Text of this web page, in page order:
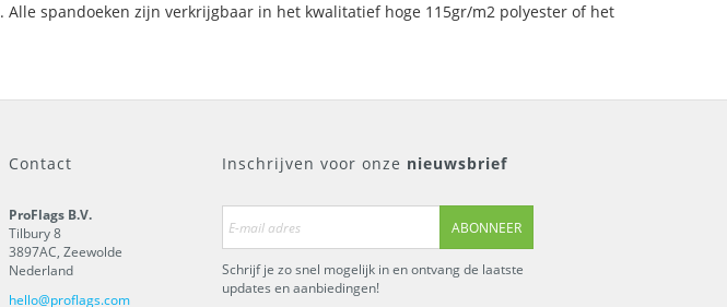
spandoeken zijn verkrijgbaar in het kwalitatief hoge 115gr/m2 polyester of het
Contact
ProFlags B.V.
Tilbury 8
3897AC, Zeewolde
Nederland
hello@proflags.com
Inschrijven voor onze nieuwsbrief
ABONNEER
Schrijf je zo snel mogelijk in en ontvang de laatste
updates en aanbiedingen!